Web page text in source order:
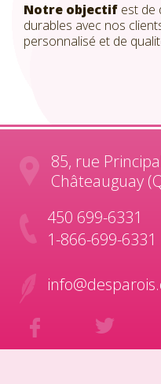
Notre objectif est de
durables avec nos
personnalisé et de
85, rue
Châteauguay
450 699-6331
1-866-699-6331